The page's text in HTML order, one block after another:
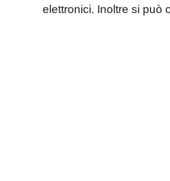
elettronici. Inoltre si può